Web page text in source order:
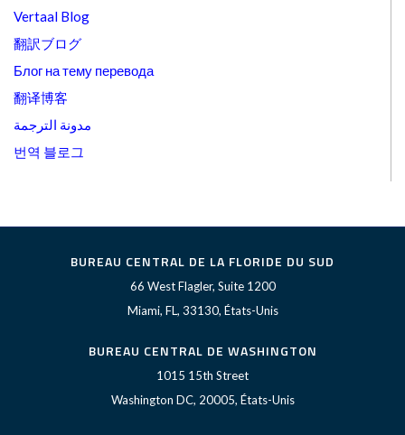
Vertaal Blog
翻訳ブログ
Блог на тему перевода
翻译博客
مدونة الترجمة
번역 블로그
BUREAU CENTRAL DE LA FLORIDE DU SUD
66 West Flagler, Suite 1200
Miami, FL, 33130, États-Unis
BUREAU CENTRAL DE WASHINGTON
1015 15th Street
Washington DC, 20005, États-Unis